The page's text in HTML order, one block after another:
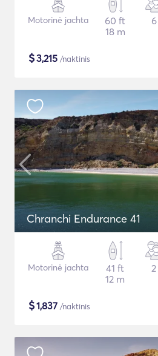
Motorinė jachta
60 ft
18 m
6
$3,215 /naktinis
Chranchi Endurance 41
Motorinė jachta
41 ft
12 m
2
$1,837 /naktinis